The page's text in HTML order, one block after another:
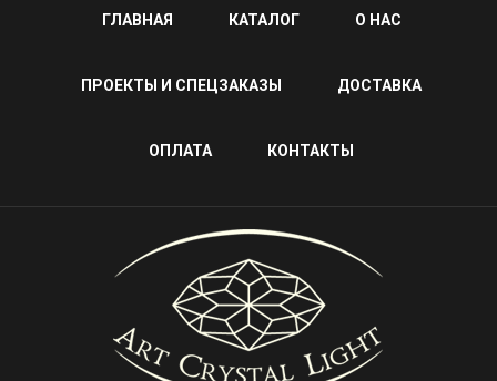
ГЛАВНАЯ КАТАЛОГ О НАС
ПРОЕКТЫ И СПЕЦЗАКАЗЫ ДОСТАВКА
ОПЛАТА КОНТАКТЫ